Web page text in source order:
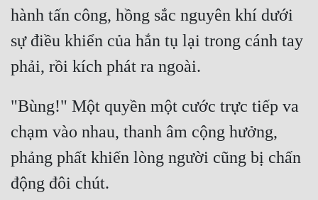
hành tấn công, hồng sắc nguyên khí dưới
sự điều khiển của hắn tụ lại trong cánh tay
phải, rồi kích phát ra ngoài.
"Bùng!" Một quyền một cước trực tiếp va
chạm vào nhau, thanh âm cộng hưởng,
phảng phất khiến lòng người cũng bị chấn
động đôi chút.